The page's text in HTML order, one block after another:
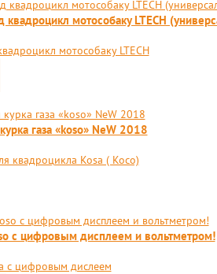
мотособаку LTECH
мотособаку LTECH
газа «koso» NeW 2018
квадроцикла Kosa ( Косо)
с цифровым дисплеем и вольтметром!
с цифровым дислеем